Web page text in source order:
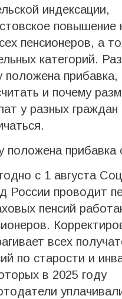
индексации,
повышение
пенсионеров, а
категорий.
положена прибавка,
и почему
у разных граждан
положена прибавка
с 1 августа
России проводит
пенсий
всех
по старости и
в 2025 году